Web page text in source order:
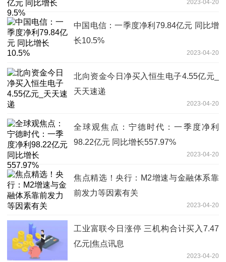
2023-04-20
中国电信：一季度净利79.84亿元 同比增
长10.5%
2023-04-20
北向资金今日净买入恒生电子4.55亿元_
天天速递
2023-04-20
全球观焦点：宁德时代：一季度净利
98.22亿元 同比增长557.97%
2023-04-20
焦点精选！央行：M2增速与金融体系靠
前发力等因素有关
2023-04-20
工业富联今日涨停 三机构合计买入7.47
亿元|焦点讯息
2023-04-20